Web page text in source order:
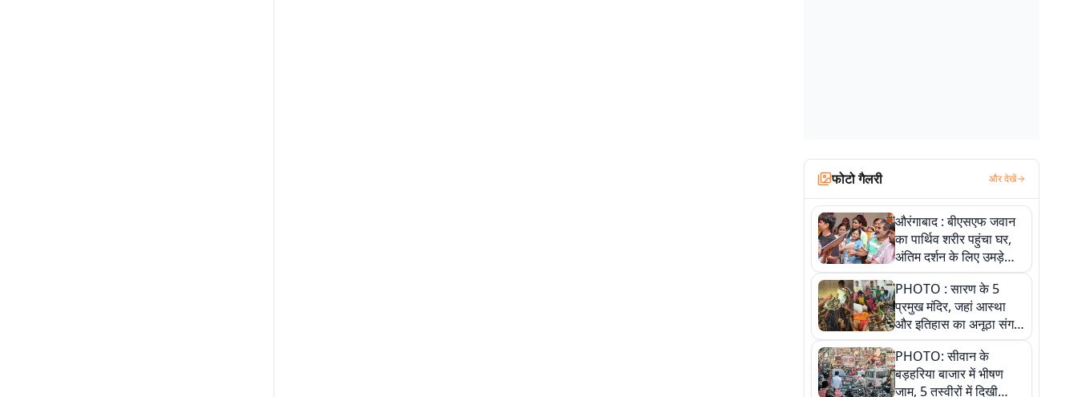
फोटो गैलरी और देखें
औरंगाबाद : बीएसएफ जवान
का पार्थिव शरीर पहुंचा घर,
अंतिम दर्शन के लिए उमड़े
लोग
PHOTO : सारण के 5
प्रमुख मंदिर, जहां आस्था
और इतिहास का अनूठा संगम,
तस्वीरों में जानिए
PHOTO: सीवान के
बड़हरिया बाजार में भीषण
जाम, 5 तस्वीरों में दिखी